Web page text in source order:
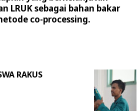
LRUK sebagai bahan bakar
co-processing.
RAKUS